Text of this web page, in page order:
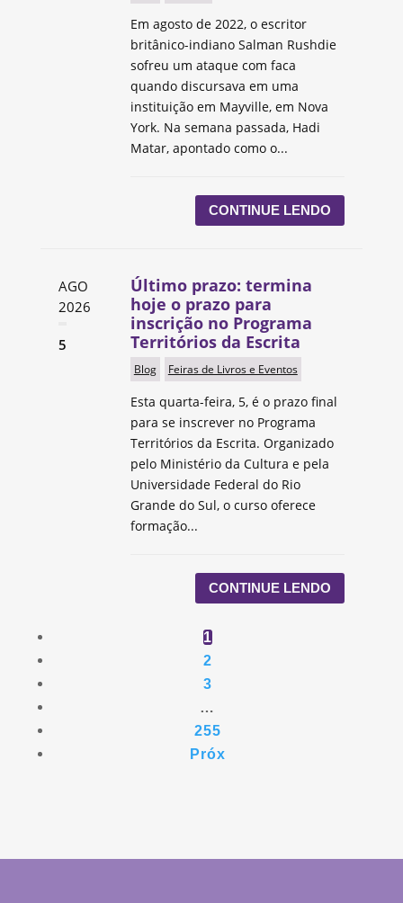
Em agosto de 2022, o escritor
britânico-indiano Salman Rushdie
sofreu um ataque com faca
quando discursava em uma
instituição em Mayville, em Nova
York. Na semana passada, Hadi
Matar, apontado como o...
CONTINUE LENDO
AGO
2026
5
Último prazo: termina
hoje o prazo para
inscrição no Programa
Territórios da Escrita
Blog Feiras de Livros e Eventos
Esta quarta-feira, 5, é o prazo final
para se inscrever no Programa
Territórios da Escrita. Organizado
pelo Ministério da Cultura e pela
Universidade Federal do Rio
Grande do Sul, o curso oferece
formação...
CONTINUE LENDO
1
2
3
…
255
Próx